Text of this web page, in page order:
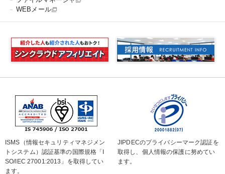
WEBメール
ISMS（情報セキュリティマネジメン
トシステム）認証基準の国際規格「I
SO/IEC 27001:2013」を取得してい
ます。
JIPDECのプライバシーマーク認証を
取得し、個人情報の保護に努めてい
ます。